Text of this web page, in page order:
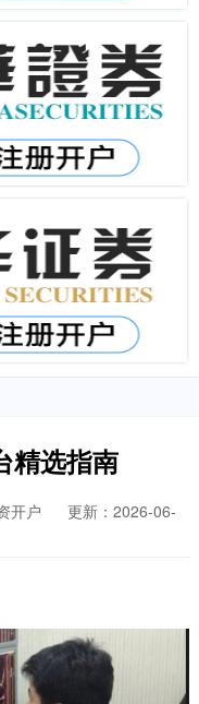
精选指南
开户
更新：2026-06-